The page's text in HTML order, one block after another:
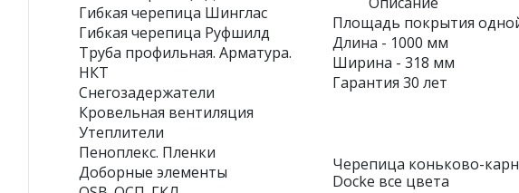
Гибкая черепица Шинглас
Гибкая черепица Руфшилд
Труба профильная. Арматура.
НКТ
Снегозадержатели
Кровельная вентиляция
Утеплители
Пеноплекс. Пленки
Доборные элементы
Площадь покрытия
Длина - 1000 мм
Ширина - 318 мм
Гарантия 30 лет
Черепица коньково-
Docke все цвета